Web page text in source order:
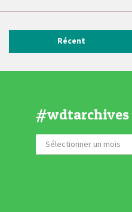
Récent
#wdtarchives